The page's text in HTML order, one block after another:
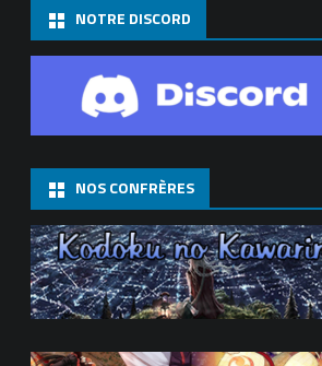
NOTRE DISCORD
NOS CONFRÈRES